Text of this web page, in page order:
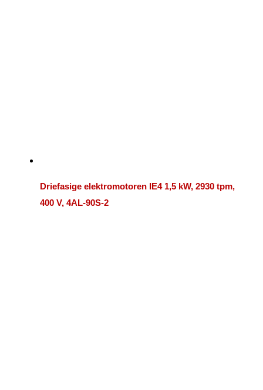
Driefasige elektromotoren IE4 1,5 kW, 2930 tpm,
400 V, 4AL-90S-2